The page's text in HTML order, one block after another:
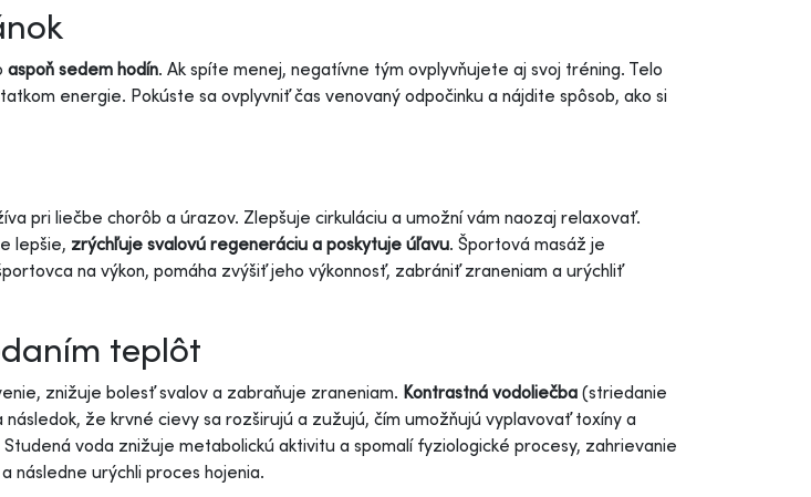
aspoň sedem hodín. Ak spíte menej, negatívne tým ovplyvňujete aj svoj tréning. Telo
energie. Pokúste sa ovplyvniť čas venovaný odpočinku a nájdite spôsob, ako si
pri liečbe chorôb a úrazov. Zlepšuje cirkuláciu a umožní vám naozaj relaxovať.
lepšie, zrýchľuje svalovú regeneráciu a poskytuje úľavu. Športová masáž je
na výkon, pomáha zvýšiť jeho výkonnosť, zabrániť zraneniam a urýchliť
teplôt
znižuje bolesť svalov a zabraňuje zraneniam. Kontrastná vodoliečba (striedanie
že krvné cievy sa rozširujú a zužujú, čím umožňujú vyplavovať toxíny a
voda znižuje metabolickú aktivitu a spomalí fyziologické procesy, zahrievanie
následne urýchli proces hojenia.